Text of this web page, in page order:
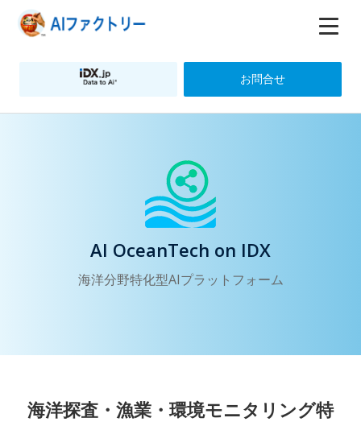
お問合せ
AI OceanTech on IDX
海洋分野特化型AIプラットフォーム
海洋探査・漁業・環境モニタリング特